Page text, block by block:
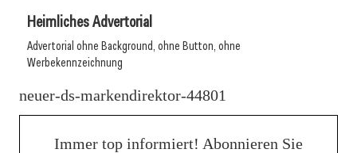
Heimliches Advertorial
Advertorial ohne Background, ohne Button, ohne
Werbekennzeichnung
neuer-ds-markendirektor-44801
Immer top informiert! Abonnieren Sie